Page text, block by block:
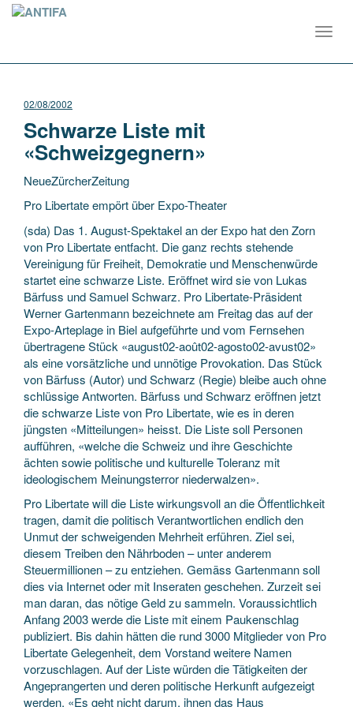
02/08/2002
Schwarze Liste mit
«Schweizgegnern»
NeueZürcherZeitung
Pro Libertate empört über Expo-Theater
(sda) Das 1. August-Spektakel an der Expo hat den Zorn
von Pro Libertate entfacht. Die ganz rechts stehende
Vereinigung für Freiheit, Demokratie und Menschenwürde
startet eine schwarze Liste. Eröffnet wird sie von Lukas
Bärfuss und Samuel Schwarz. Pro Libertate-Präsident
Werner Gartenmann bezeichnete am Freitag das auf der
Expo-Arteplage in Biel aufgeführte und vom Fernsehen
übertragene Stück «august02-août02-agosto02-avust02»
als eine vorsätzliche und unnötige Provokation. Das Stück
von Bärfuss (Autor) und Schwarz (Regie) bleibe auch ohne
schlüssige Antworten. Bärfuss und Schwarz eröffnen jetzt
die schwarze Liste von Pro Libertate, wie es in deren
jüngsten «Mitteilungen» heisst. Die Liste soll Personen
aufführen, «welche die Schweiz und ihre Geschichte
ächten sowie politische und kulturelle Toleranz mit
ideologischem Meinungsterror niederwalzen».
Pro Libertate will die Liste wirkungsvoll an die Öffentlichkeit
tragen, damit die politisch Verantwortlichen endlich den
Unmut der schweigenden Mehrheit erführen. Ziel sei,
diesem Treiben den Nährboden – unter anderem
Steuermillionen – zu entziehen. Gemäss Gartenmann soll
dies via Internet oder mit Inseraten geschehen. Zurzeit sei
man daran, das nötige Geld zu sammeln. Voraussichtlich
Anfang 2003 werde die Liste mit einem Paukenschlag
publiziert. Bis dahin hätten die rund 3000 Mitglieder von Pro
Libertate Gelegenheit, dem Vorstand weitere Namen
vorzuschlagen. Auf der Liste würden die Tätigkeiten der
Angeprangerten und deren politische Herkunft aufgezeigt
werden. «Es geht nicht darum, ihnen das Haus